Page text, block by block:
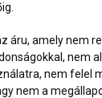
áru, amely nem
nem
nem felel
nem a